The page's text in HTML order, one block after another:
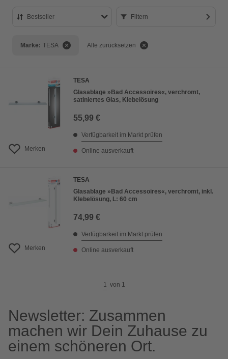
Bestseller
Bestseller
Bewertung
Filtern
Marke: TESA Alle zurücksetzen
Merken
TESA
Glasablage »Bad Accessoires«, verchromt,
satiniertes Glas, Klebelösung
55,99 €
Verfügbarkeit im Markt prüfen
Online ausverkauft
Merken
TESA
Glasablage »Bad Accessoires«, verchromt, inkl.
Klebelösung, L: 60 cm
74,99 €
Verfügbarkeit im Markt prüfen
Online ausverkauft
1 von 1
Newsletter: Zusammen
machen wir Dein Zuhause zu
einem schöneren Ort.